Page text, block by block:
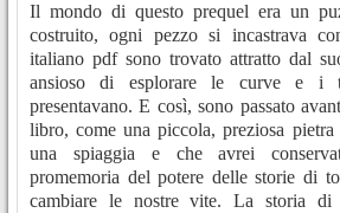
Il mondo di questo prequel era un
costruito, ogni pezzo si incastrava
italiano pdf sono trovato attratto dal
ansioso di esplorare le curve e i
presentavano. E così, sono passato
libro, come una piccola, preziosa
una spiaggia e che avrei
promemoria del potere delle storie di
cambiare le nostre vite. La storia di